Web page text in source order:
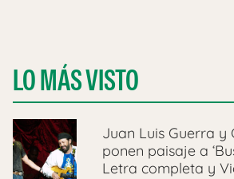
LO MÁS VISTO
Juan Luis Guerra y
ponen paisaje a
Letra completa y